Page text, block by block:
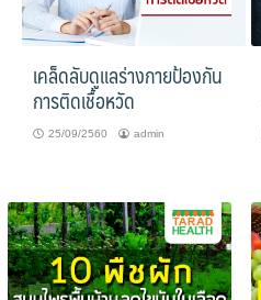
เคล็ดลับดูแลร่างกายป้องกัน
การติดเชื้อหวัด
25/09/2560 admin